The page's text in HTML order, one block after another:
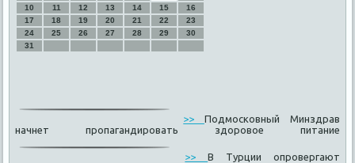
10
11 12 13 14 15
16
17
18 19 20 21 22
23
24
25 26 27 28 29
30
31
>> Подмосковный Минздрав
начнет пропагандировать здоровое питание
>>В Турции опровергают